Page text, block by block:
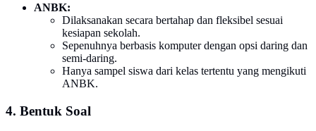
ANBK:
Dilaksanakan secara bertahap dan fleksibel sesuai
kesiapan sekolah.
Sepenuhnya berbasis komputer dengan opsi daring dan
semi-daring.
Hanya sampel siswa dari kelas tertentu yang mengikuti
ANBK.
4. Bentuk Soal